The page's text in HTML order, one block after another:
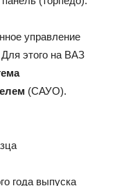
управление
этого на ВАЗ
(САУО).
года выпуска